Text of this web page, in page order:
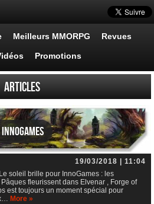
Meilleurs MMORPG Revues
Promotions
Articles
19/03/2018 | 11:04
soleil brille pour InnoGames : les
fleurissent dans Elvenar , Forge of
est toujours un moment spécial pour
More »